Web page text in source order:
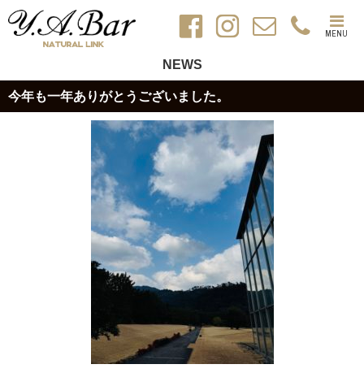
MENU
NEWS
今年も一年ありがとうございました。